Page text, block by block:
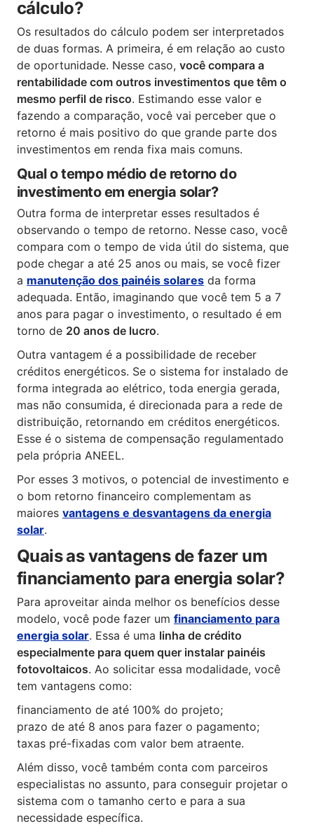
cálculo?
Os resultados do cálculo podem ser interpretados
de duas formas. A primeira, é em relação ao custo
de oportunidade. Nesse caso, você compara a
rentabilidade com outros investimentos que têm o
mesmo perfil de risco. Estimando esse valor e
fazendo a comparação, você vai perceber que o
retorno é mais positivo do que grande parte dos
investimentos em renda fixa mais comuns.
Qual o tempo médio de retorno do
investimento em energia solar?
Outra forma de interpretar esses resultados é
observando o tempo de retorno. Nesse caso, você
compara com o tempo de vida útil do sistema, que
pode chegar a até 25 anos ou mais, se você fizer
a manutenção dos painéis solares da forma
adequada. Então, imaginando que você tem 5 a 7
anos para pagar o investimento, o resultado é em
torno de 20 anos de lucro.
Outra vantagem é a possibilidade de receber
créditos energéticos. Se o sistema for instalado de
forma integrada ao elétrico, toda energia gerada,
mas não consumida, é direcionada para a rede de
distribuição, retornando em créditos energéticos.
Esse é o sistema de compensação regulamentado
pela própria ANEEL.
Por esses 3 motivos, o potencial de investimento e
o bom retorno financeiro complementam as
maiores vantagens e desvantagens da energia
solar.
Quais as vantagens de fazer um
financiamento para energia solar?
Para aproveitar ainda melhor os benefícios desse
modelo, você pode fazer um financiamento para
energia solar. Essa é uma linha de crédito
especialmente para quem quer instalar painéis
fotovoltaicos. Ao solicitar essa modalidade, você
tem vantagens como:
financiamento de até 100% do projeto;
prazo de até 8 anos para fazer o pagamento;
taxas pré-fixadas com valor bem atraente.
Além disso, você também conta com parceiros
especialistas no assunto, para conseguir projetar o
sistema com o tamanho certo e para a sua
necessidade específica.